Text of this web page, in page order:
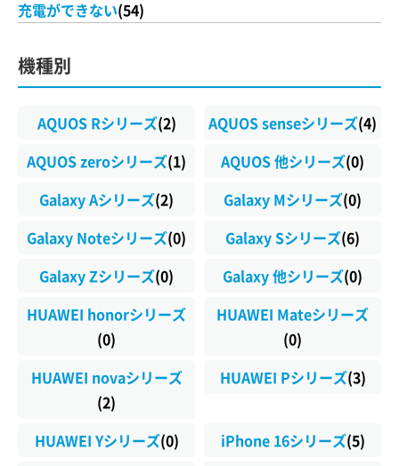
充電ができない(54)
機種別
AQUOS Rシリーズ(2) AQUOS senseシリーズ(4)
AQUOS zeroシリーズ(1) AQUOS 他シリーズ(0)
Galaxy Aシリーズ(2) Galaxy Mシリーズ(0)
Galaxy Noteシリーズ(0) Galaxy Sシリーズ(6)
Galaxy Zシリーズ(0) Galaxy 他シリーズ(0)
HUAWEI honorシリーズ
(0)
HUAWEI Mateシリーズ
(0)
HUAWEI novaシリーズ
(2)
HUAWEI Pシリーズ(3)
HUAWEI Yシリーズ(0) iPhone 16シリーズ(5)